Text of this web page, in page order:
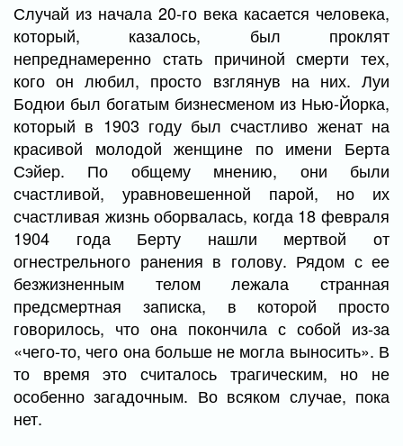
Случай из начала 20-го века касается человека,
который, казалось, был проклят
непреднамеренно стать причиной смерти тех,
кого он любил, просто взглянув на них. Луи
Бодюи был богатым бизнесменом из Нью-Йорка,
который в 1903 году был счастливо женат на
красивой молодой женщине по имени Берта
Сэйер. По общему мнению, они были
счастливой, уравновешенной парой, но их
счастливая жизнь оборвалась, когда 18 февраля
1904 года Берту нашли мертвой от
огнестрельного ранения в голову. Рядом с ее
безжизненным телом лежала странная
предсмертная записка, в которой просто
говорилось, что она покончила с собой из-за
«чего-то, чего она больше не могла выносить». В
то время это считалось трагическим, но не
особенно загадочным. Во всяком случае, пока
нет.